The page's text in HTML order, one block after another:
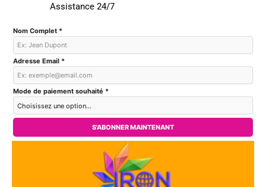
Assistance 24/7
Nom Complet *
Adresse Email *
Mode de paiement souhaité *
S'ABONNER MAINTENANT